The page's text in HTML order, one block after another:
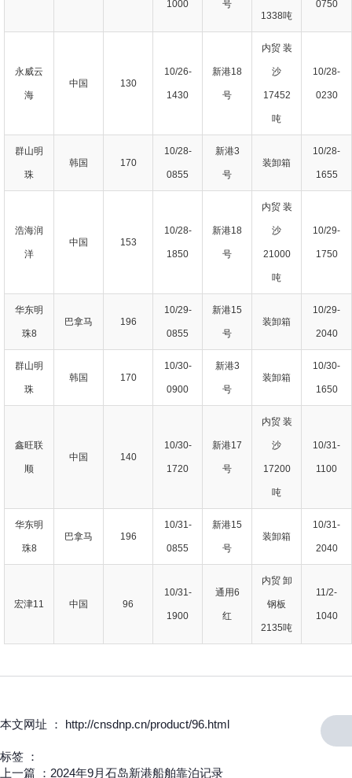
1000 号
1338吨
0750
永威云
海
中国 130
10/26-
1430
新港18
号
内贸 装
沙
17452
吨
10/28-
0230
群山明
珠
韩国 170
10/28-
0855
新港3
号
装卸箱
10/28-
1655
浩海润
洋
中国 153
10/28-
1850
新港18
号
内贸 装
沙
21000
吨
10/29-
1750
华东明
珠8
巴拿马 196
10/29-
0855
新港15
号
装卸箱
10/29-
2040
群山明
珠
韩国 170
10/30-
0900
新港3
号
装卸箱
10/30-
1650
鑫旺联
顺
中国 140
10/30-
1720
新港17
号
内贸 装
沙
17200
吨
10/31-
1100
华东明
珠8
巴拿马 196
10/31-
0855
新港15
号
装卸箱
10/31-
2040
宏津11 中国 96
10/31-
1900
通用6
红
内贸 卸
钢板
2135吨
11/2-
1040
本文网址 ： http://cnsdnp.cn/product/96.html
标签 ：
上一篇 ： 2024年9月石岛新港船舶靠泊记录